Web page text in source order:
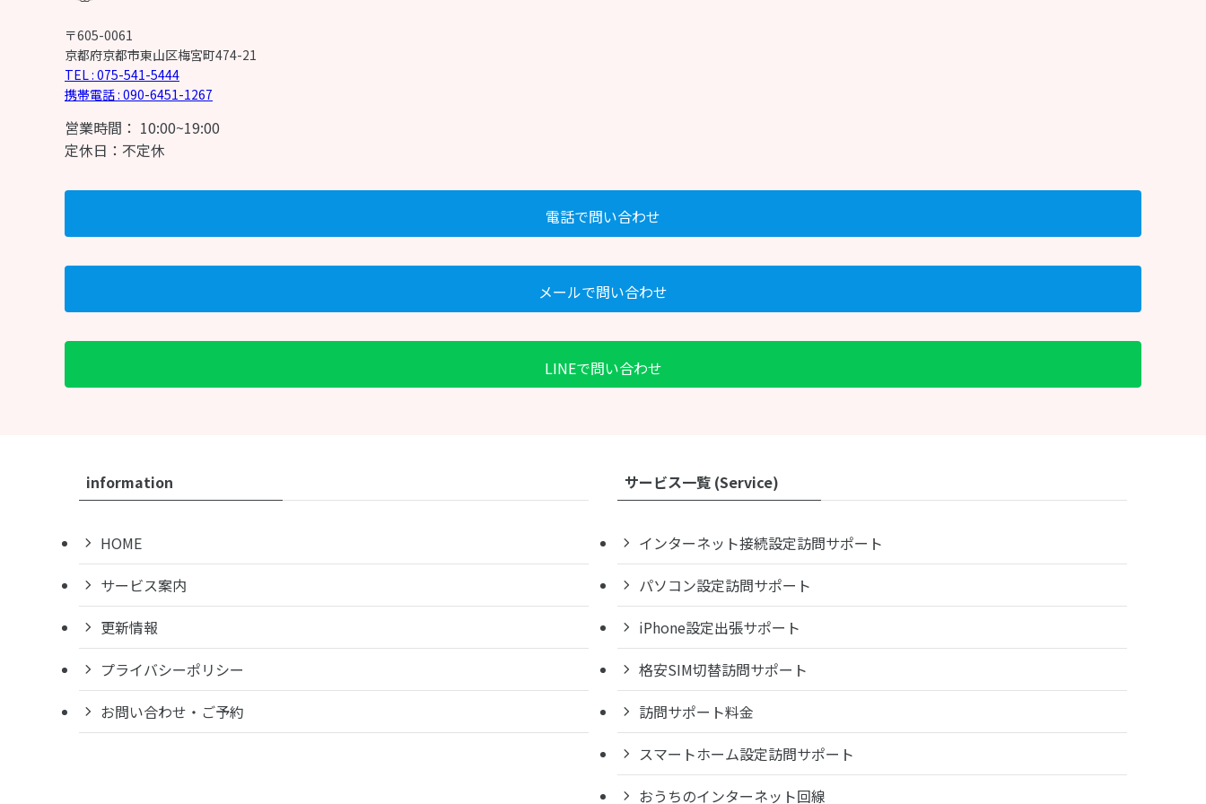
〒605-0061
京都府京都市東山区梅宮町474-21
TEL : 075-541-5444
携帯電話 : 090-6451-1267
営業時間： 10:00~19:00
定休日：不定休
電話で問い合わせ
メールで問い合わせ
LINEで問い合わせ
information
HOME
サービス案内
更新情報
プライバシーポリシー
お問い合わせ・ご予約
サービス一覧 (Service)
インターネット接続設定訪問サポート
パソコン設定訪問サポート
iPhone設定出張サポート
格安SIM切替訪問サポート
訪問サポート料金
スマートホーム設定訪問サポート
おうちのインターネット回線